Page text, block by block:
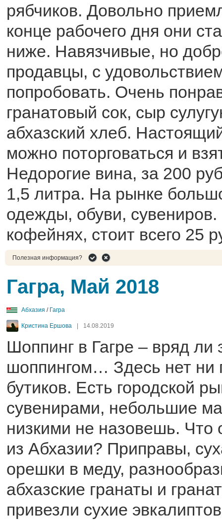
рябчиков. Довольно
конце рабочего дня они
ниже. Навязчивые, но
продавцы, с
попробовать. Очень
гранатовый сок, сыр
абхазский хлеб.
можно поторговаться и
Недорогие вина, за 200
1,5 литра. На рынке
одежды, обуви,
кофейнях, стоит всего 25
Полезная информация?
Гагра, Май 2018
Абхазия / Гагра
Кристина Ершова 14.08.2019
Шоппинг в Гагре – вряд ли
шоппингом… Здесь нет ни
бутиков. Есть городской
сувенирами, небольшие
низкими не назовешь. Что
из Абхазии? Приправы,
орешки в меду,
абхазские гранаты и
привезли сухие